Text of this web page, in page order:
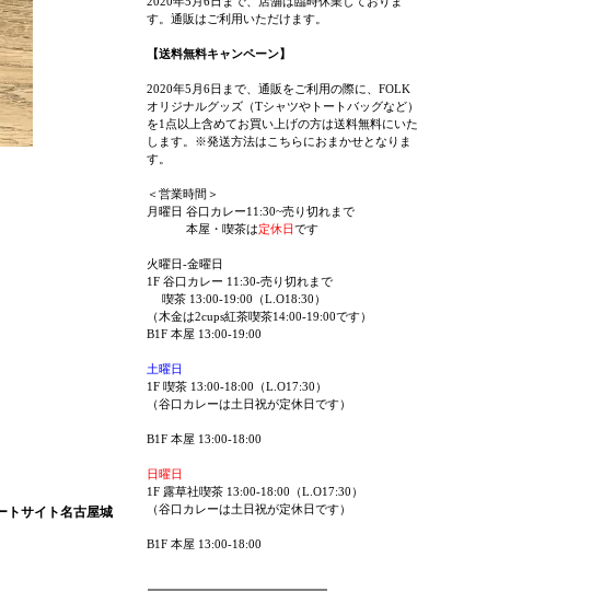
トサイト名古屋城
す。通販はご利用いただけます。
【送料無料キャンペーン】
2020年5月6日まで、通販をご利用の際に、FOLK
オリジナルグッズ（Tシャツやトートバッグなど）
を1点以上含めてお買い上げの方は送料無料にいた
します。※発送方法はこちらにおまかせとなりま
す。
＜営業時間＞
月曜日 谷口カレー11:30~売り切れまで
本屋・喫茶は定休日です
火曜日-金曜日
1F 谷口カレー 11:30-売り切れまで
喫茶 13:00-19:00（L.O18:30）
（木金は2cups紅茶喫茶14:00-19:00です）
B1F 本屋 13:00-19:00
土曜日
1F 喫茶 13:00-18:00（L.O17:30）
（谷口カレーは土日祝が定休日です）
B1F 本屋 13:00-18:00
日曜日
1F 露草社喫茶 13:00-18:00（L.O17:30）
（谷口カレーは土日祝が定休日です）
B1F 本屋 13:00-18:00